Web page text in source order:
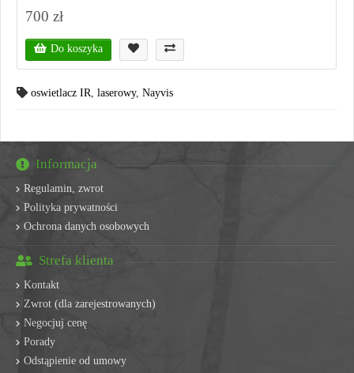
700 zł
Do koszyka
oswietlacz IR, laserowy, Nayvis
Informacja
Regulamin, zwrot
Polityka prywatności
Ochrona danych osobowych
Strefa klienta
Kontakt
Zwrot (dla zarejestrowanych)
Negocjuj cenę
Porady
Odstąpienie od umowy